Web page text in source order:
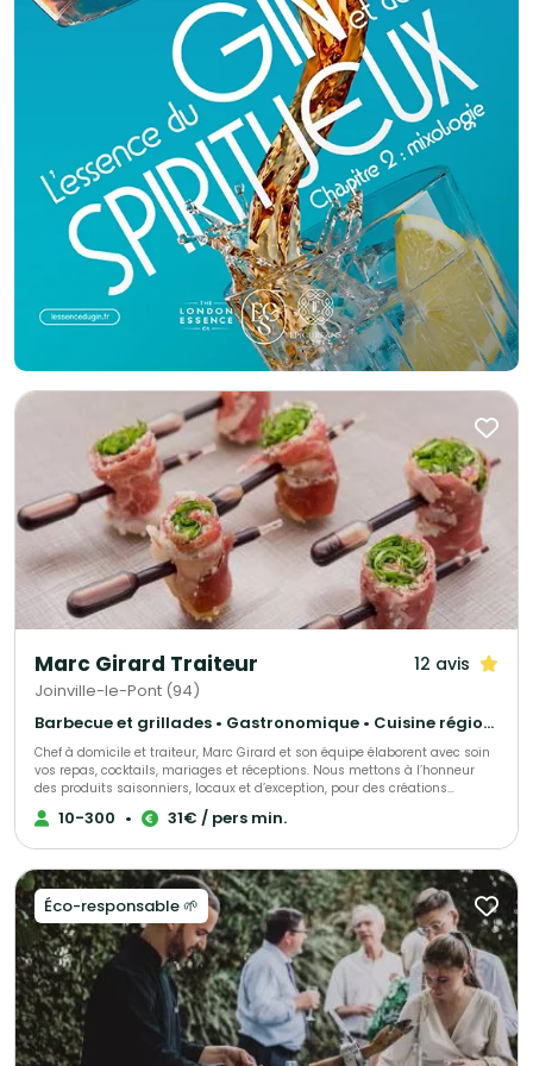
raconte une histoire, chaque saveur invite au voyage. Plus qu’un service
traiteur, nous vous offrons un moment de partage autour d’une cuisine
riche en traditions et en émotions. Faites confiance à Sora la Belle pour
sublimer votre événement et régaler vos invités.
Marc Girard Traiteur 12 avis
Joinville-le-Pont (94)
Barbecue et grillades • Gastronomique • Cuisine régionale
Chef à domicile et traiteur, Marc Girard et son équipe élaborent avec soin
vos repas, cocktails, mariages et réceptions. Nous mettons à l’honneur
des produits saisonniers, locaux et d’exception, pour des créations
gourmandes et raffinées qui raviront vos convives. Engagés pour une
cuisine responsable, nous soutenons la consommation durable des
l’environnement.
10-300 • 31€ / pers min.
Éco-responsable 🌱